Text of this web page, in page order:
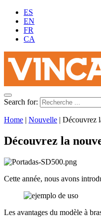
ES
EN
FR
CA
Search for:
Home | Nouvelle | Découvrez
Découvrez la
Cette année, nous avons
Les avantages du modèle à